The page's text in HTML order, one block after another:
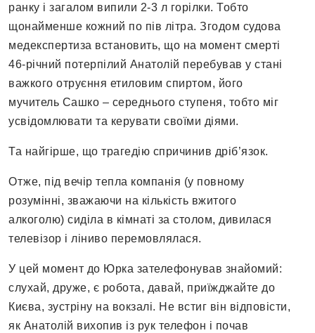
ранку і загалом випили 2-3 л горілки. Тобто
щонайменше кожний по пів літра. Згодом судова
медекспертиза встановить, що на момент смерті
46-річний потерпілий Анатолій перебував у стані
важкого отруєння етиловим спиртом, його
мучитель Сашко – середнього ступеня, тобто міг
усвідомлювати та керувати своїми діями.
Та найгірше, що трагедію спричинив дріб’язок.
Отже, під вечір тепла компанія (у повному
розумінні, зважаючи на кількість вжитого
алкоголю) сиділа в кімнаті за столом, дивилася
телевізор і ліниво перемовлялася.
У цей момент до Юрка зателефонував знайомий:
слухай, друже, є робота, давай, приїжджайте до
Києва, зустріну на вокзалі. Не встиг він відповісти,
як Анатолій вихопив із рук телефон і почав